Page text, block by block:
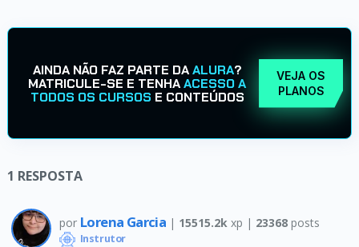
AINDA NÃO FAZ PARTE DAALURA?
MATRICULE-SE E TENHAACESSO A
TODOS OS CURSOS E CONTEÚDOS
VEJA OS
PLANOS
1 RESPOSTA
por Lorena Garcia | 15515.2k xp | 23368posts
Instrutor